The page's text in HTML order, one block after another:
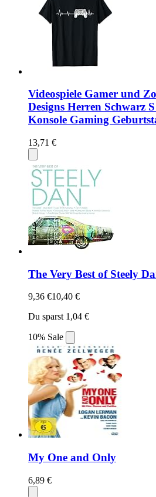
Videospiele Gamer und
Designs Herren Schwarz
Konsole Gaming
13,71 €
The Very Best of Steely
9,36 €10,40 €
Du sparst 1,04 €
10% Sale
My One and Only
6,89 €